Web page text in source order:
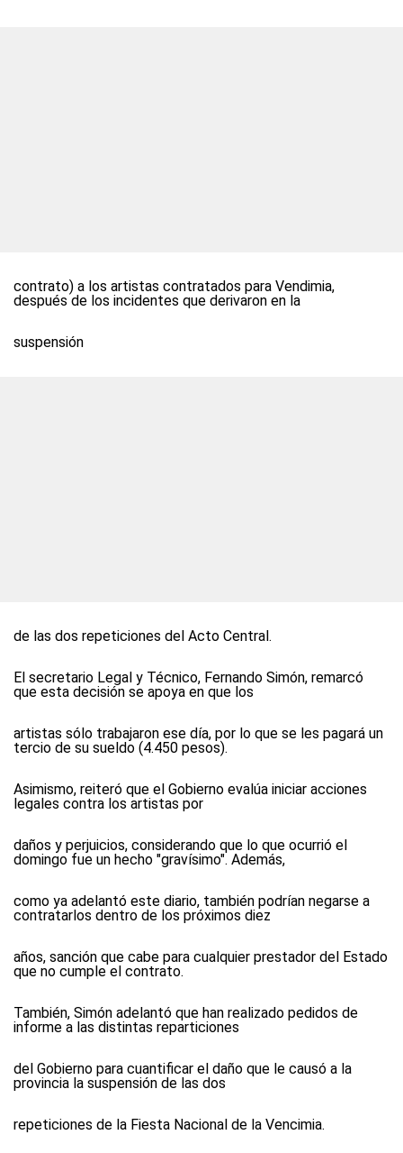
contrato) a los artistas contratados para Vendimia,
después de los incidentes que derivaron en la
suspensión
de las dos repeticiones del Acto Central.
El secretario Legal y Técnico, Fernando Simón, remarcó
que esta decisión se apoya en que los
artistas sólo trabajaron ese día, por lo que se les pagará un
tercio de su sueldo (4.450 pesos).
Asimismo, reiteró que el Gobierno evalúa iniciar acciones
legales contra los artistas por
daños y perjuicios, considerando que lo que ocurrió el
domingo fue un hecho "gravísimo". Además,
como ya adelantó este diario, también podrían negarse a
contratarlos dentro de los próximos diez
años, sanción que cabe para cualquier prestador del Estado
que no cumple el contrato.
También, Simón adelantó que han realizado pedidos de
informe a las distintas reparticiones
del Gobierno para cuantificar el daño que le causó a la
provincia la suspensión de las dos
repeticiones de la Fiesta Nacional de la Vencimia.